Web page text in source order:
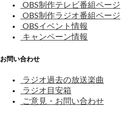
OBS制作テレビ番組ページ
OBS制作ラジオ番組ページ
OBSイベント情報
キャンペーン情報
お問い合わせ
ラジオ過去の放送楽曲
ラジオ目安箱
ご意見・お問い合わせ